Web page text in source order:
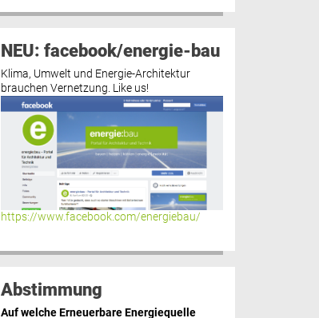
NEU: facebook/energie-bau
Klima, Umwelt und Energie-Architektur
brauchen Vernetzung. Like us!
https://www.facebook.com/energiebau/
Abstimmung
Auf welche Erneuerbare Energiequelle